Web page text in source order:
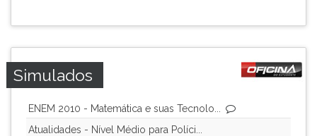
Simulados
ENEM 2010 - Matemática e suas Tecnolo...
Atualidades - Nível Médio para Políci...